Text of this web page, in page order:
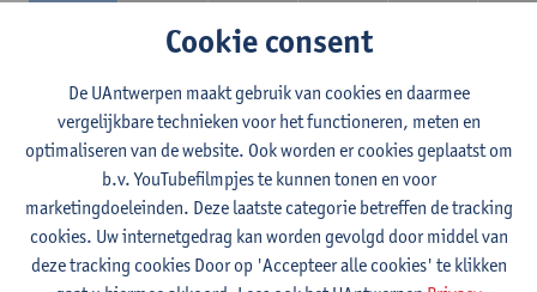
- Optie A : je kiest twee vakdidactieken
- Optie B: je kiest één vakdidactiek en een profilering
In de domeincomponent neem je 60 studiepunten op:
- 1 verplicht algemeen opleidingsonderdeel van 6 studiepunten,
- 24 of 30 studiepunten Nederlands en telkens minimum 6
studiepunten per deeldomein,
- 24 of 30 studiepunten theater- en filmwetenschap.
Cookie consent
De UAntwerpen maakt gebruik van cookies en daarmee
vergelijkbare technieken voor het functioneren, meten en
optimaliseren van de website. Ook worden er cookies geplaatst om
b.v. YouTubefilmpjes te kunnen tonen en voor
marketingdoeleinden. Deze laatste categorie betreffen de tracking
cookies. Uw internetgedrag kan worden gevolgd door middel van
deze tracking cookies Door op 'Accepteer alle cookies' te klikken